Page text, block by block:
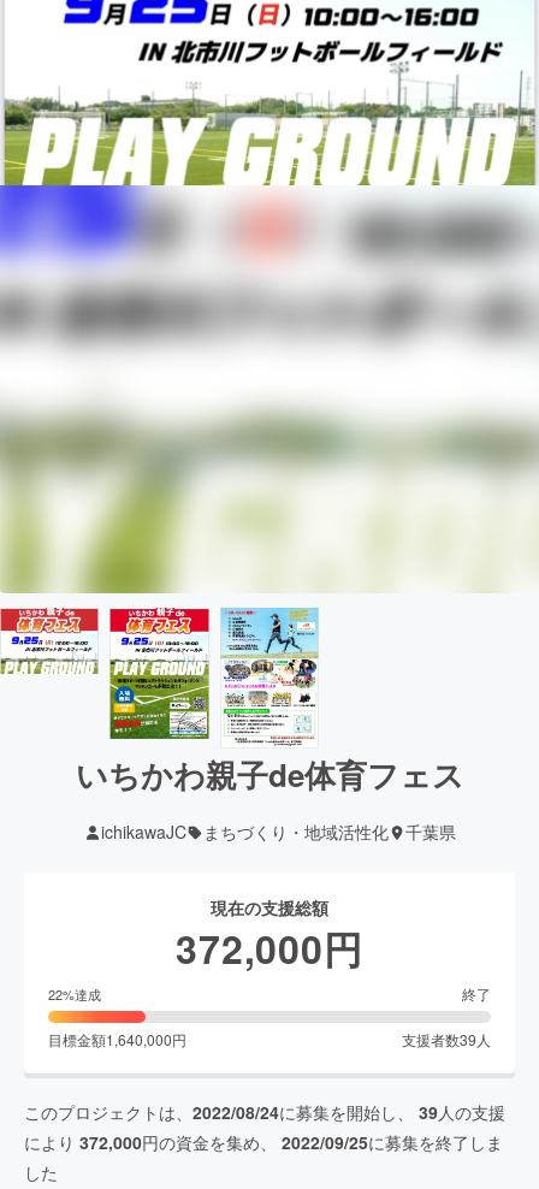
いちかわ親子de体育フェス
ichikawaJC まちづくり・地域活性化 千葉県
現在の支援総額
372,000円
22%達成 終了
目標金額1,640,000円 支援者数39 人
このプロジェクトは、 2022/08/24に募集を開始し、 39人の支援
により 372,000円の資金を集め、 2022/09/25に募集を終了しま
した